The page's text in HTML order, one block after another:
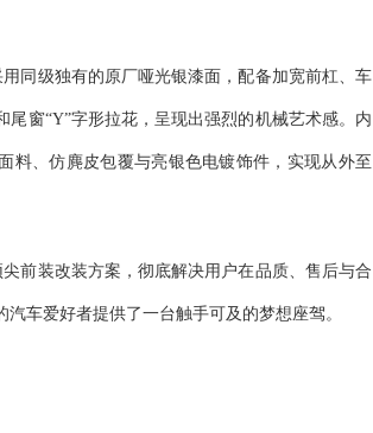
同级独有的原厂哑光银漆面，配备加宽前杠、车
窗“Y”字形拉花，呈现出强烈的机械艺术感。内
料、仿麂皮包覆与亮银色电镀饰件，实现从外至
前装改装方案，彻底解决用户在品质、售后与合
车爱好者提供了一台触手可及的梦想座驾。